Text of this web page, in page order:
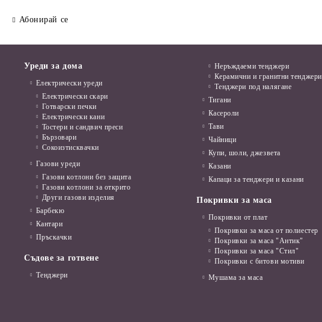
Абонирай се
Уреди за дома
Електрически уреди
Електрически скари
Готварски печки
Електрически кани
Тостери и сандвич преси
Бързовари
Сокоизтисквачки
Газови уреди
Газови котлони без защита
Газови котлони за открито
Други газови изделия
Барбекю
Кантари
Пръскачки
Съдове за готвене
Тенджери
Неръждаеми тенджери
Керамични и гранитни тенджери
Тенджери под налягане
Тигани
Касероли
Тави
Чайници
Купи, шоли, джезвета
Казани
Капаци за тенджери и казани
Покривки за маса
Покривки от плат
Покривки за маса от полиестер
Покривки за маса "Антик"
Покривки за маса "Стил"
Покривки с битови мотиви
Мушама за маса